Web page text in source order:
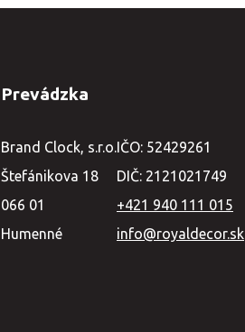
Prevádzka
Brand Clock, s.r.o.
Štefánikova 18
066 01
Humenné
IČO: 52429261
DIČ: 2121021749
+421 940 111 015
info@royaldecor.sk